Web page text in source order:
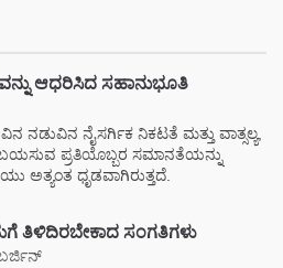
ಆಧರಿಸಿದ ಸಹಾನುಭೂತಿ
ನಡುವಿನ ನೈಸರ್ಗಿಕ ನಿಕಟತೆ ಮತ್ತು ವಾತ್ಸಲ್ಯ,
ಪ್ರತಿಯೊಬ್ಬರ ಸಮಾನತೆಯನ್ನು
ಅತ್ಯಂತ ಧೃಡವಾಗಿರುತ್ತದೆ.
ತಿಳಿದಿರಬೇಕಾದ ಸಂಗತಿಗಳು